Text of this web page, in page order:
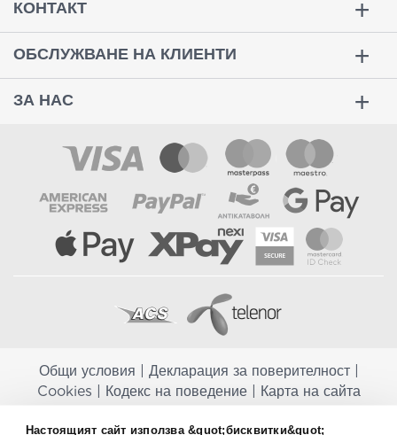
Настоящият сайт използва &quot;бисквитки&quot;
КОНТАКТ
ОБСЛУЖВАНЕ НА КЛИЕНТИ
ЗА НАС
Общи условия Декларация за поверителност|
Cookies
Кодекс на поведение| Карта на сайта
Aptekapromahon.com ви информира, че хранителните добавки не